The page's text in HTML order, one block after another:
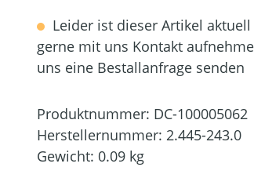
Leider ist dieser Artikel
gerne mit uns Kontakt
uns eine Bestallanfrage senden
Produktnummer: DC-100005062
Herstellernummer: 2.445-243.0
Gewicht: 0.09 kg